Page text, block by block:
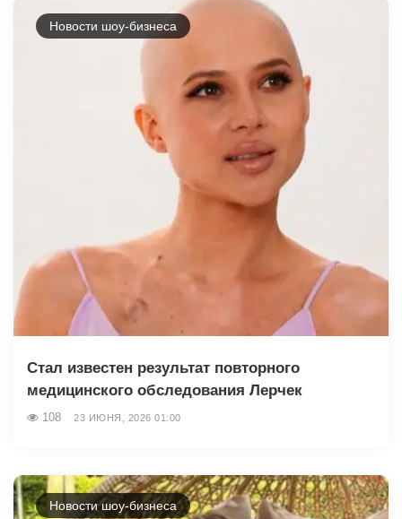
Новости шоу-бизнеса
Стал известен результат повторного
медицинского обследования Лерчек
108 23 ИЮНЯ, 2026 01:00
Новости шоу-бизнеса